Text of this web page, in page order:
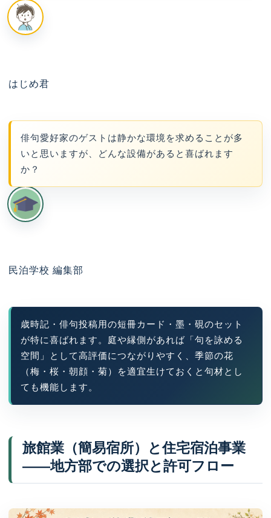
はじめ君
俳句愛好家のゲストは静かな環境を求めることが多
いと思いますが、どんな設備があると喜ばれます
か？
民泊学校 編集部
歳時記・俳句投稿用の短冊カード・墨・硯のセット
が特に喜ばれます。庭や縁側があれば「句を詠める
空間」として高評価につながりやすく、季節の花
（梅・桜・朝顔・菊）を適宜生けておくと句材とし
ても機能します。
旅館業（簡易宿所）と住宅宿泊事業
——地方部での選択と許可フロー